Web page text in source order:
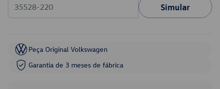
Simular
Peça Original Volkswagen
Garantia de 3 meses de fábrica